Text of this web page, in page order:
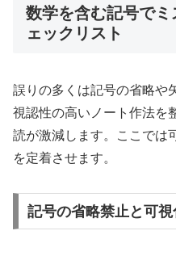
数学を含む記号で
ェックリスト
誤りの多くは記号の省略や
視認性の高いノート作法を
読が激減します。ここでは
を定着させます。
記号の省略禁止と可視